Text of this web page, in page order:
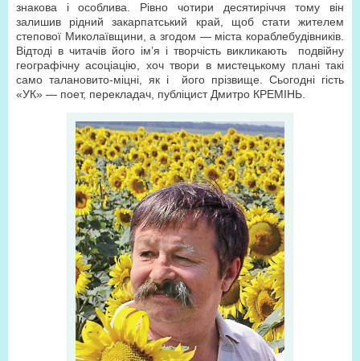
знакова і особлива. Рівно чотири десятиріччя тому він
залишив рідний закарпатський край, щоб стати жителем
степової Миколаївщини, а згодом — міста кораблебудівників.
Відтоді в читачів його ім’я і творчість викликають подвійну
географічну асоціацію, хоч твори в мистецькому плані такі
само талановито-міцні, як і його прізвище. Сьогодні гість
«УК» — поет, перекладач, публіцист Дмитро КРЕМІНЬ.